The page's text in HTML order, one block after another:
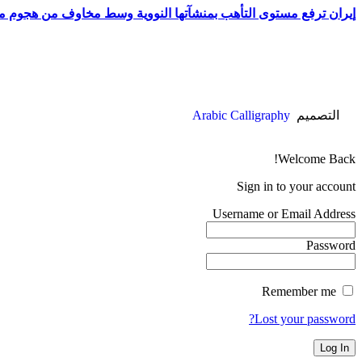
إيران ترفع مستوى التأهب بمنشآتها النووية وسط مخاوف من هجوم
التصميم Arabic Calligraphy
Welcome Back!
Sign in to your account
Username or Email Address
Password
Lost your password?